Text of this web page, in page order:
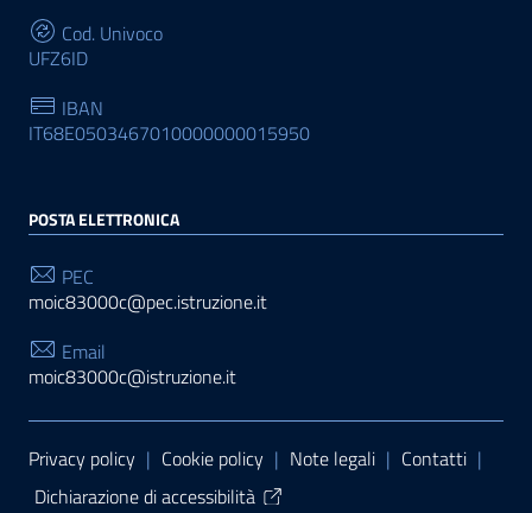
Cod. Univoco
UFZ6ID
IBAN
IT68E0503467010000000015950
POSTA ELETTRONICA
PEC
moic83000c@pec.istruzione.it
Email
moic83000c@istruzione.it
Sezione Link Utili
Privacy policy | Cookie policy | Note legali | Contatti |
Dichiarazione di accessibilità